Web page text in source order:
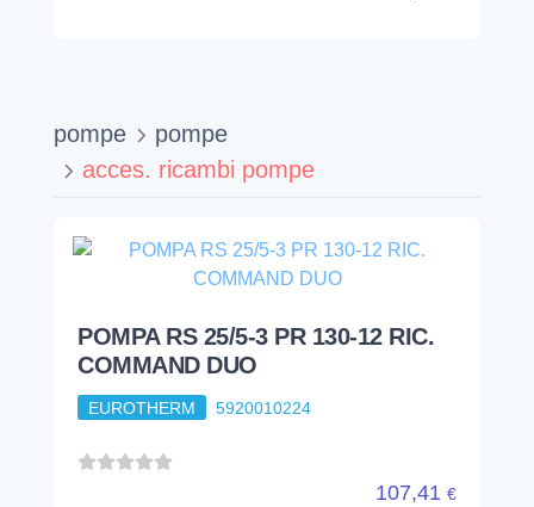
pompe
pompe
acces. ricambi pompe
POMPA RS 25/5-3 PR 130-12 RIC.
COMMAND DUO
EUROTHERM 5920010224
107,41 €